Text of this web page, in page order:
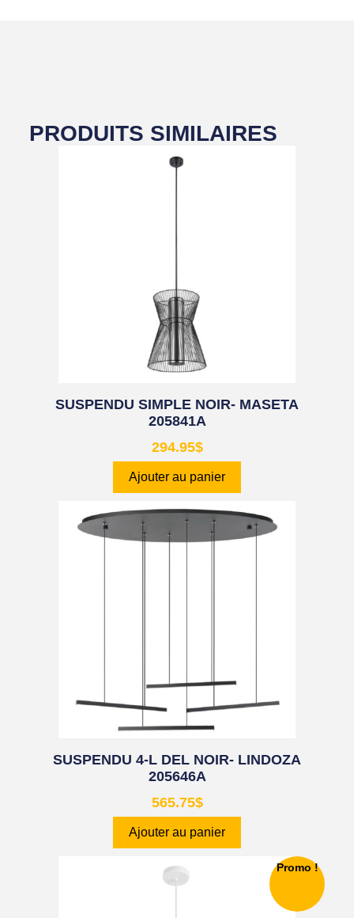
PRODUITS SIMILAIRES
SUSPENDU SIMPLE NOIR- MASETA
205841A
294.95$
Ajouter au panier
SUSPENDU 4-L DEL NOIR- LINDOZA
205646A
565.75$
Ajouter au panier
Promo !